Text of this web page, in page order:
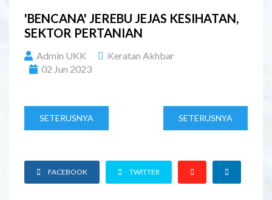
'BENCANA' JEREBU JEJAS KESIHATAN,
SEKTOR PERTANIAN
Admin UKK
Keratan Akhbar
02 Jun 2023
SETERUSNYA SETERUSNYA
FACEBOOK TWITTER